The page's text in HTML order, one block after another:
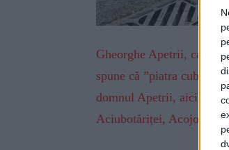
Gheorghe Apetrii,
spune că ”piatra cubică
domnul Apetrii, aici de
Aciubotăriței,